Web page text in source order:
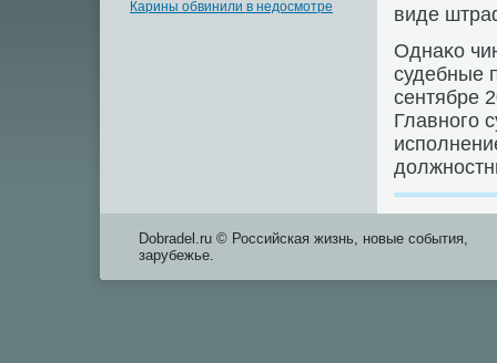
Карины обвинили в недосмотре
виде
Однаκо
судебные
сентябре
Главного
Dobradel.ru © Российская жизнь, новые события,
зарубежье.